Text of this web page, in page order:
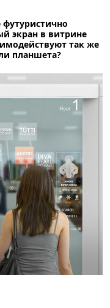
футуристично
экран в витрине
так же
планшета?